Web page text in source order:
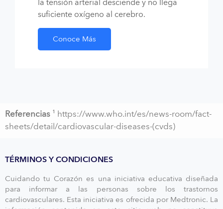
suficiente oxígeno al cerebro.
Conoce Más
Referencias¹ https://www.who.int/es/news-room/fact-
sheets/detail/cardiovascular-diseases-(cvds)
TÉRMINOS Y CONDICIONES
Cuidando tu Corazón es una iniciativa educativa diseñada
para informar a las personas sobre los trastornos
cardiovasculares. Esta iniciativa es ofrecida por Medtronic. La